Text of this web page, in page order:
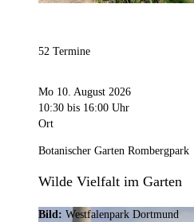
52 Termine
Mo 10. August 2026
10:30 bis 16:00 Uhr
Ort
Botanischer Garten Rombergpark
Wilde Vielfalt im Garten
Bild: Westfalenpark Dortmund